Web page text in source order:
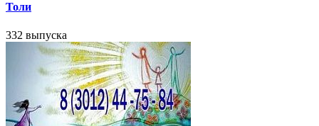
Толи
332 выпуска